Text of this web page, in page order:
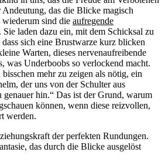
Andeutung, das die Blicke magisch
sind die aufregende
laden dazu ein, mit dem Schicksal zu
sich eine Brustwarze kurz blicken
Warten, dieses nervenaufreibende
was Underboobs so verlockend macht.
mehr zu zeigen als nötig, ein
der uns von der Schulter aus
genauer hin.“ Das ist der Grund, warum
können, wenn diese reizvollen,
werden.
der perfekten Rundungen.
das durch die Blicke ausgelöst